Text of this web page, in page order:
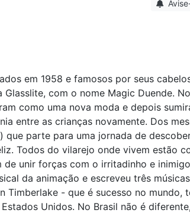
em 1958 e famosos por seus
com o nome Magic Duende.
como uma nova moda e depois
entre as crianças novamente. Dos
parte para uma jornada de
Todos do vilarejo onde vivem estão
unir forças com o irritadinho e
da animação e escreveu três
Timberlake - que é sucesso no
Unidos. No Brasil não é